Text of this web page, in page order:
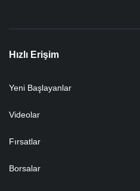
Hızlı Erişim
Yeni Başlayanlar
Videolar
Fırsatlar
Borsalar